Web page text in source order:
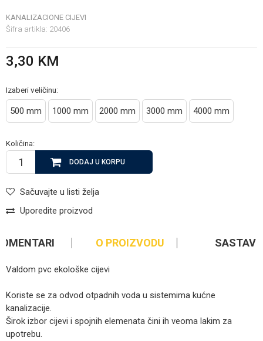
KANALIZACIONE CIJEVI
Šifra artikla: 20406
3,30 KM
Izaberi veličinu:
500 mm 1000 mm 2000 mm 3000 mm 4000 mm
Količina:
DODAJ U KORPU
Sačuvajte u listi želja
Uporedite proizvod
O PROIZVODU SASTAV
Valdom pvc ekološke cijevi
Koriste se za odvod otpadnih voda u sistemima kućne
kanalizacije.
Širok izbor cijevi i spojnih elemenata čini ih veoma lakim za
upotrebu.